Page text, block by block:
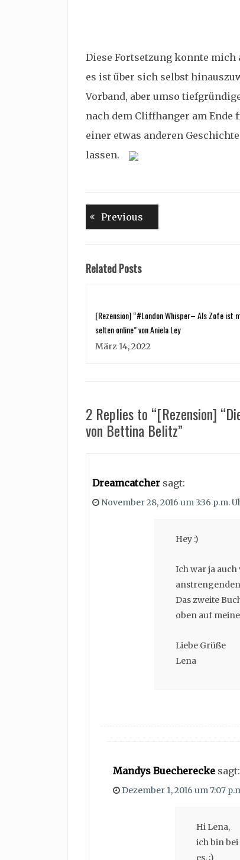
Diese Fortsetzung konnte
es ist über sich selbst
Vorband, aber umso
nach dem Cliffhanger am Ende
einer etwas anderen
lassen.
Beitragsnavigation
Previous
Related Posts
[Rezension] “#London Whisper– Als Zofe ist
selten online” von Aniela Ley
März 14, 2022
2 Replies to “[Rezension]
von Bettina Belitz”
Dreamcatcher sagt:
November 28, 2016 um 3:36 p.m.
Hey :)
Ich war ja
Das zweite
oben auf
Liebe Grüße
Lena
Mandys Buecherecke sagt:
Dezember 1, 2016 um 7:07
Hi Lena,
ich bin
es. ;)